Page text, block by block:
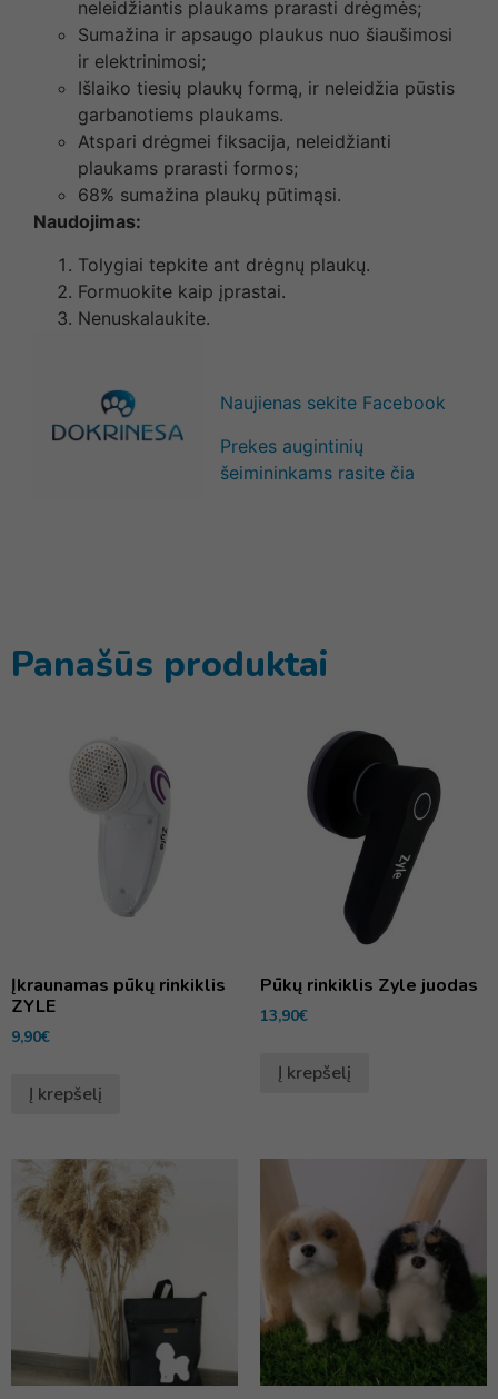
neleidžiantis plaukams prarasti drėgmės;
Sumažina ir apsaugo plaukus nuo šiaušimosi
ir elektrinimosi;
Išlaiko tiesių plaukų formą, ir neleidžia pūstis
garbanotiems plaukams.
Atspari drėgmei fiksacija, neleidžianti
plaukams prarasti formos;
68% sumažina plaukų pūtimąsi.
Naudojimas:
Tolygiai tepkite ant drėgnų plaukų.
Formuokite kaip įprastai.
Nenuskalaukite.
Naujienas sekite Facebook
Prekes augintinių
šeimininkams rasite čia
Panašūs produktai
Įkraunamas pūkų rinkiklis
ZYLE
9,90€
Į krepšelį
Pūkų rinkiklis Zyle juodas
13,90€
Į krepšelį